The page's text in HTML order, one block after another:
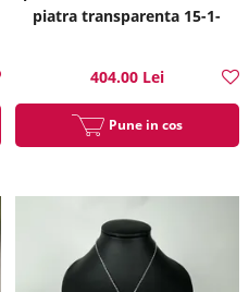
piatra transparenta 15-1-
404.00 Lei
Pune in cos